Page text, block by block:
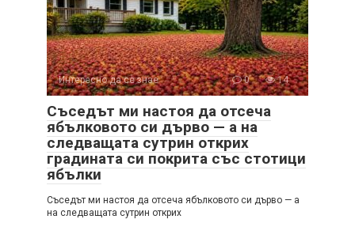
Интересно да се знае 0 14
Съседът ми настоя да отсеча
ябълковото си дърво — а на
следващата сутрин открих
градината си покрита със стотици
ябълки
Съседът ми настоя да отсеча ябълковото си дърво — а
на следващата сутрин открих